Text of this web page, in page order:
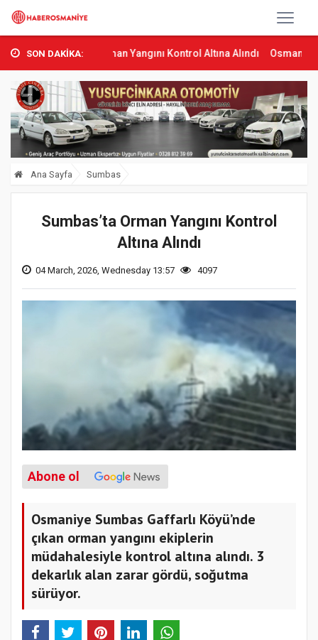
SON DAKİKA:
Orman Yangını Kontrol Altına Alındı Osmaniye’de Tren
Ana Sayfa Sumbas
Sumbas’ta Orman Yangını Kontrol
Altına Alındı
04 March, 2026, Wednesday 13:57 4097
Abone ol
Osmaniye Sumbas Gaffarlı Köyü’nde
çıkan orman yangını ekiplerin
müdahalesiyle kontrol altına alındı. 3
dekarlık alan zarar gördü, soğutma
sürüyor.